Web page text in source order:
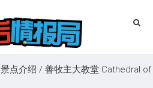
点介绍 / 善牧主大教堂 Cathedral of